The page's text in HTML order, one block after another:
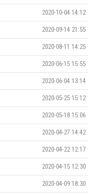
2020-10-04 14:12
2020-09-14 21:55
2020-08-11 14:25
2020-06-15 15:55
2020-06-04 13:14
2020-05-25 15:12
2020-05-18 15:06
2020-04-27 14:42
2020-04-22 12:17
2020-04-15 12:30
2020-04-09 18:30